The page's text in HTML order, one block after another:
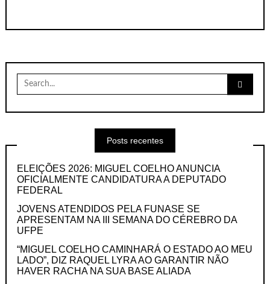
Search
for:
Posts recentes
ELEIÇÕES 2026: MIGUEL COELHO ANUNCIA
OFICIALMENTE CANDIDATURA A DEPUTADO
FEDERAL
JOVENS ATENDIDOS PELA FUNASE SE
APRESENTAM NA III SEMANA DO CÉREBRO DA
UFPE
“MIGUEL COELHO CAMINHARÁ O ESTADO AO MEU
LADO”, DIZ RAQUEL LYRA AO GARANTIR NÃO
HAVER RACHA NA SUA BASE ALIADA